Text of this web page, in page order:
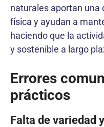
naturales aportan una
física y ayudan a
haciendo que la
y sostenible a largo
Errores
prácticos
Falta de variedad